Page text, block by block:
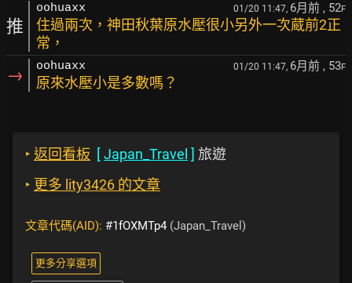
推
oohuaxx 01/20 11:47, 6月前 , 52F
住過兩次，神田秋葉原水壓很小另外一次蔵前2正
常，
→ oohuaxx 01/20 11:47, 6月前 , 53F
原來水壓小是多數嗎？
‣ 返回看板 [Japan_Travel ] 旅遊
‣ 更多 lity3426 的文章
文章代碼(AID): #1fOXMTp4 (Japan_Travel)
更多分享選項